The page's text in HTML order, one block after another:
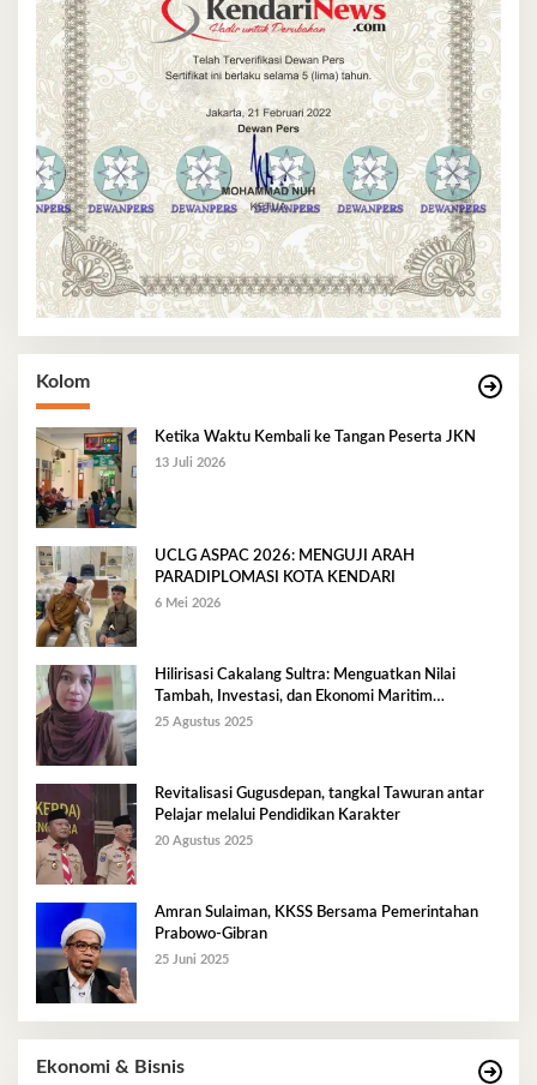
Kolom
Ketika Waktu Kembali ke Tangan Peserta JKN
13 Juli 2026
UCLG ASPAC 2026: MENGUJI ARAH
PARADIPLOMASI KOTA KENDARI
6 Mei 2026
Hilirisasi Cakalang Sultra: Menguatkan Nilai
Tambah, Investasi, dan Ekonomi Maritim
Berkelanjutan
25 Agustus 2025
Revitalisasi Gugusdepan, tangkal Tawuran antar
Pelajar melalui Pendidikan Karakter
20 Agustus 2025
Amran Sulaiman, KKSS Bersama Pemerintahan
Prabowo-Gibran
25 Juni 2025
Ekonomi & Bisnis